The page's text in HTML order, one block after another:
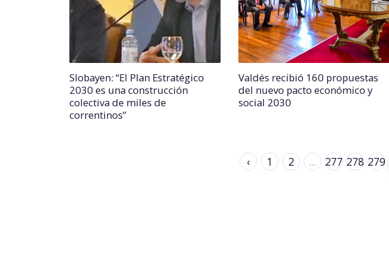
Slobayen: “El Plan Estratégico
2030 es una construcción
colectiva de miles de
correntinos”
Valdés recibió 160 propuestas
del nuevo pacto económico y
social 2030
‹ 1 2 ... 277 278 279